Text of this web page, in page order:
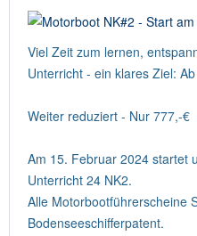
Viel Zeit zum lernen,
Unterricht - ein klares Ziel:
Weiter reduziert - Nur 777,-€
Am 15. Februar 2024 startet
Unterricht 24 NK2.
Alle Motorbootführerscheine
Bodenseeschifferpatent.